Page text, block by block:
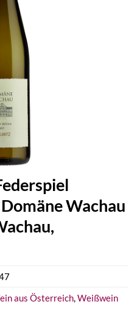
Wachau
aus Österreich,Weißwein